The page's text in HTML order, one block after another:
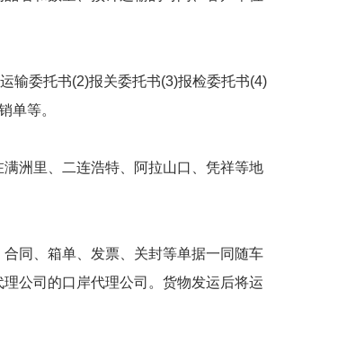
输委托书(2)报关委托书(3)报检委托书(4)
单等。
洲里、二连浩特、阿拉山口、凭祥等地
同、箱单、发票、关封等单据一同随车
公司的口岸代理公司。货物发运后将运